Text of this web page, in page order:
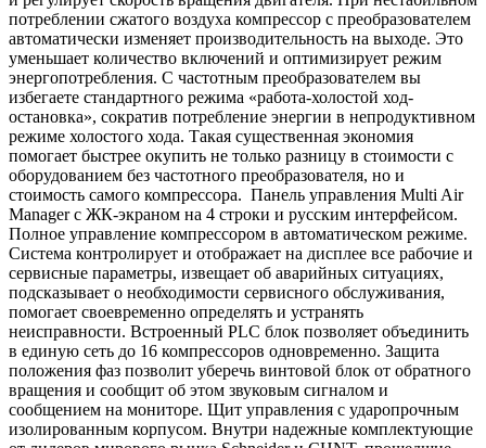
потреблении сжатого воздуха компрессор с преобразователем
автоматически изменяет производительность на выходе. Это
уменьшает количество включений и оптимизирует режим
энергопотребления. С частотным преобразователем вы
избегаете стандартного режима «работа-холостой ход-
остановка», сократив потребление энергии в непродуктивном
режиме холостого хода. Такая существенная экономия
помогает быстрее окупить не только разницу в стоимости с
оборудованием без частотного преобразователя, но и
стоимость самого компрессора. Панель управления Multi Air
Manager с ЖК-экраном на 4 строки и русским интерфейсом.
Полное управление компрессором в автоматическом режиме.
Система контролирует и отображает на дисплее все рабочие и
сервисные параметры, извещает об аварийных ситуациях,
подсказывает о необходимости сервисного обслуживания,
помогает своевременно определять и устранять
неисправности. Встроенный PLC блок позволяет объединить
в единую сеть до 16 компрессоров одновременно. Защита
положения фаз позволит уберечь винтовой блок от обратного
вращения и сообщит об этом звуковым сигналом и
сообщением на мониторе. Щит управления с ударопрочным
изолированным корпусом. Внутри надежные комплектующие